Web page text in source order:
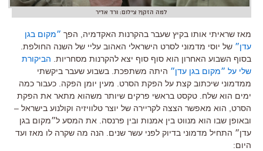
למה הזקן? צילום: ורד אדיר
מאז שראיתי אותו בקיץ שעבר בהקרנות האקדמיה, הפך ״מקום בגן
עדן״ של יוסי מדמוני לסרט הישראלי האהוב עליי של השנה החולפת.
בסוף השבוע האחרון הוא סוף סוף יצא להקרנות מסחריות. הביקורת
שלי על ״מקום בגן עדן״ היתה משתפכת. בשבוע שעבר ביקשתי
ממדמוני שיכתוב קצת על הפקת הסרט. מעין יומן הפקה. כעבור כמה
ימים הוא שלח. טקסט בראשי פרקים שיותר משהוא מתאר את הפקת
הסרט, הוא מאפשר הצצה לקריירה של יוצר טלוויזיה וקולנוע בישראל –
ובאופן שבו הוא מנווט בין אמנות ובין פרנסה. את המסע ל״מקום בגן
עדן״ התחיל מדמוני בדיוק לפני עשר שנים. הנה מה שקרה לו מאז ועד
היום: